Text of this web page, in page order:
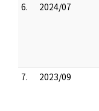
6.
2024/07
7.
2023/09